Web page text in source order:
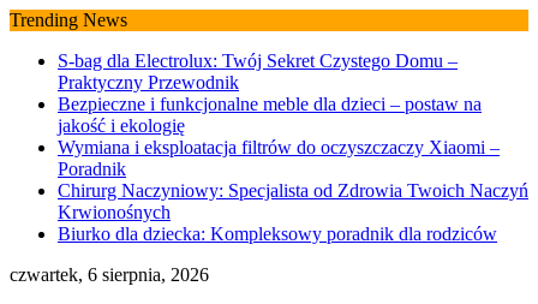
Skip
content
Trending News
S-bag dla Electrolux: Twój Sekret Czystego Domu –
Praktyczny Przewodnik
Bezpieczne i funkcjonalne meble dla dzieci – postaw na
jakość i ekologię
Wymiana i eksploatacja filtrów do oczyszczaczy Xiaomi –
Poradnik
Chirurg Naczyniowy: Specjalista od Zdrowia Twoich Naczyń
Krwionośnych
Biurko dla dziecka: Kompleksowy poradnik dla rodziców
czwartek, 6 sierpnia, 2026